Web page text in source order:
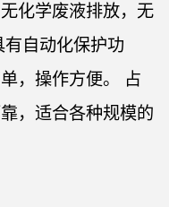
化学废液排放，无
自动化保护功
，操作方便。 占
，适合各种规模的